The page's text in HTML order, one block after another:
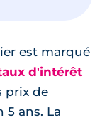
est marqué
d'intérêt
prix de
5 ans. La